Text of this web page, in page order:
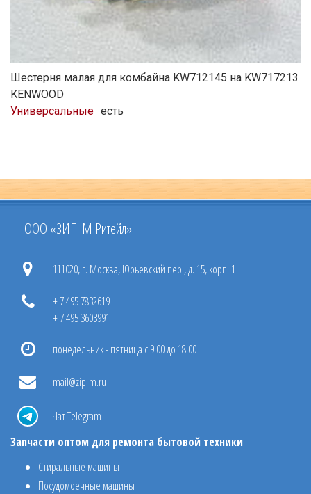
Шестерня малая для комбайна KW712145 на KW717213
KENWOOD
Универсальные есть
ООО «ЗИП-М Ритейл»
111020, г. Москва, Юрьевский пер., д. 15, корп. 1
+ 7 495 7832619
+ 7 495 3603991
понедельник - пятница с 9:00 до 18:00
mail@zip-m.ru
Чат Telegram
Запчасти оптом для ремонта бытовой техники
Стиральные машины
Посудомоечные машины